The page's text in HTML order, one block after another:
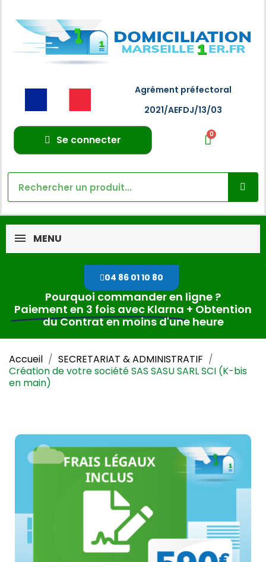
Agrément préfectoral
2021/AEFDJ/13/03
Se connecter
MENU
04 86 01 10 80
Pourquoi commander en ligne ?
Paiement en 3 fois avec Klarna + Obtention
du Contrat en moins d'une heure
Accueil
SECRETARIAT & ADMINISTRATIF
Création de votre société SAS SASU SARL SCI (K-bis
en main)